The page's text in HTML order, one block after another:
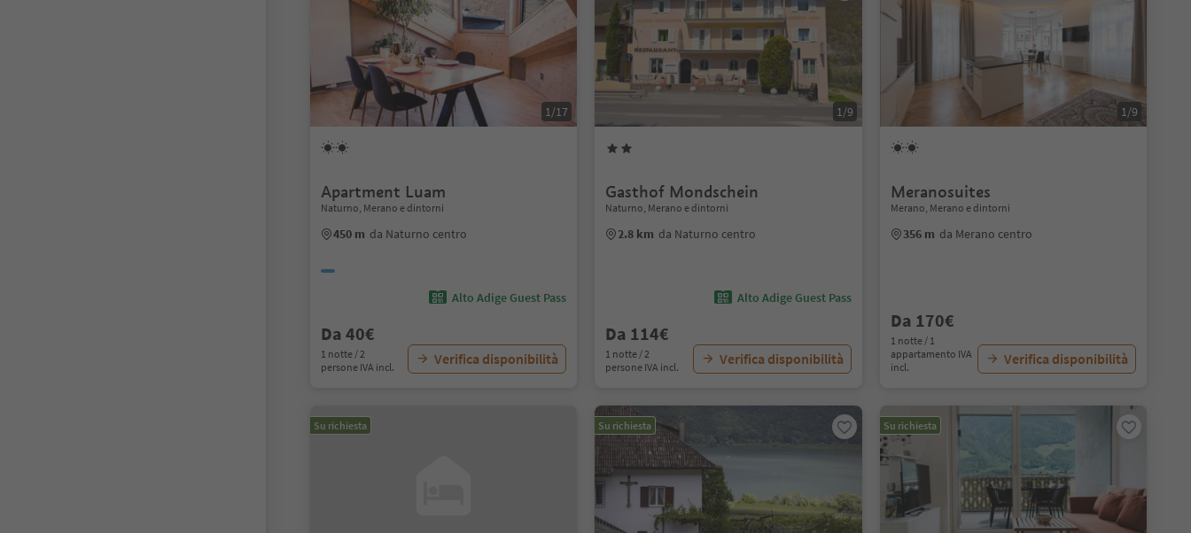
1/17
Apartment Luam
Naturno, Merano e dintorni
450 m da Naturno centro
Alto Adige Guest Pass
Da 40€
1 notte / 2
persone IVA incl.
Verifica disponibilità
1/9
Gasthof Mondschein
Naturno, Merano e dintorni
2.8 km da Naturno centro
Alto Adige Guest Pass
Da 114€
1 notte / 2
persone IVA incl.
Verifica disponibilità
1/9
Meranosuites
Merano, Merano e dintorni
356 m da Merano centro
Da 170€
1 notte / 1
appartamento IVA
incl.
Verifica disponibilità
Su richiesta Su richiesta Su richiesta